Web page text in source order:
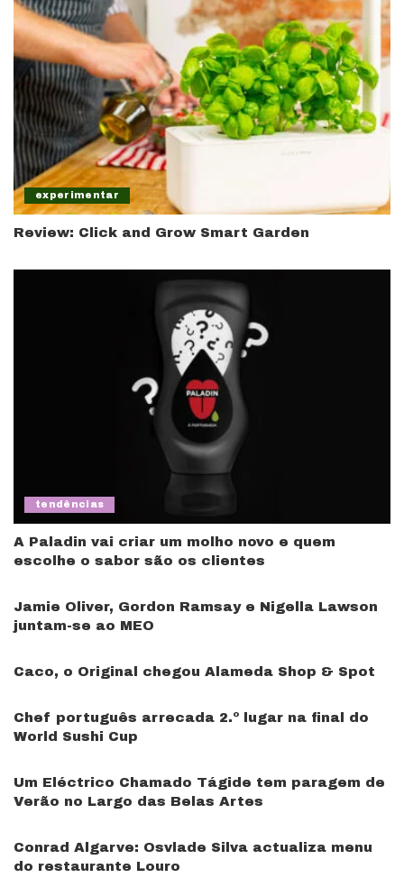
experimentar
Review: Click and Grow Smart Garden
tendências
A Paladin vai criar um molho novo e quem
escolhe o sabor são os clientes
Jamie Oliver, Gordon Ramsay e Nigella Lawson
juntam-se ao MEO
Caco, o Original chegou Alameda Shop & Spot
Chef português arrecada 2.º lugar na final do
World Sushi Cup
Um Eléctrico Chamado Tágide tem paragem de
Verão no Largo das Belas Artes
Conrad Algarve: Osvlade Silva actualiza menu
do restaurante Louro